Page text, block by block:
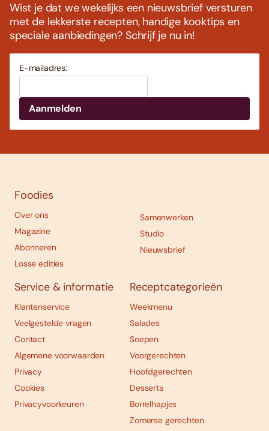
Wist je dat we wekelijks een nieuwsbrief versturen
met de lekkerste recepten, handige kooktips en
speciale aanbiedingen? Schrijf je nu in!
E-mailadres:
Foodies
Over ons
Magazine
Abonneren
Losse edities
Samenwerken
Studio
Nieuwsbrief
Service & informatie
Klantenservice
Veelgestelde vragen
Contact
Algemene voorwaarden
Privacy
Cookies
Privacyvoorkeuren
Receptcategorieën
Weekmenu
Salades
Soepen
Voorgerechten
Hoofdgerechten
Desserts
Borrelhapjes
Zomerse gerechten